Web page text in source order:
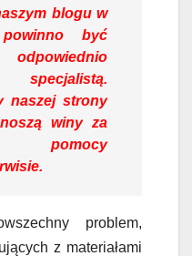
blogu w
być
specjalistą.
naszej strony
winy za
pomocy
problem,
z materiałami